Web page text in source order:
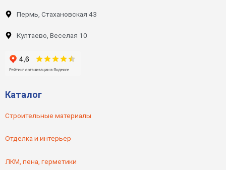
Пермь, Стахановская 43
Култаево, Веселая 10
Каталог
Строительные материалы
Отделка и интерьер
ЛКМ, пена, герметики